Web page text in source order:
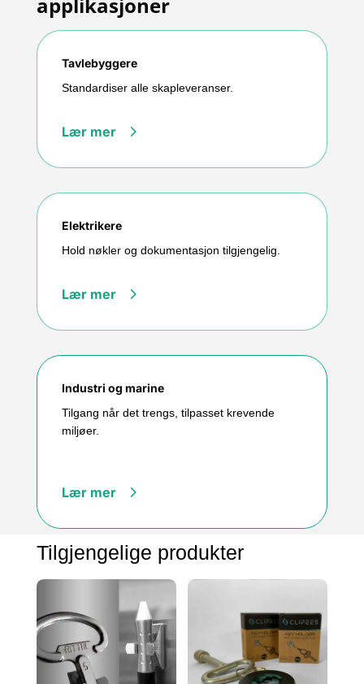
applikasjoner
Tavlebyggere
Standardiser alle skapleveranser.
Lær mer
Elektrikere
Hold nøkler og dokumentasjon tilgjengelig.
Lær mer
Industri og marine
Tilgang når det trengs, tilpasset krevende
miljøer.
Lær mer
Tilgjengelige produkter